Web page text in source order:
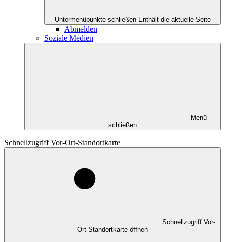
Untermenüpunkte schließen Enthält die aktuelle Seite
Abmelden
Soziale Medien
Menü
schließen
Schnellzugriff Vor-Ort-Standortkarte
Schnellzugriff Vor-
Ort-Standortkarte öffnen